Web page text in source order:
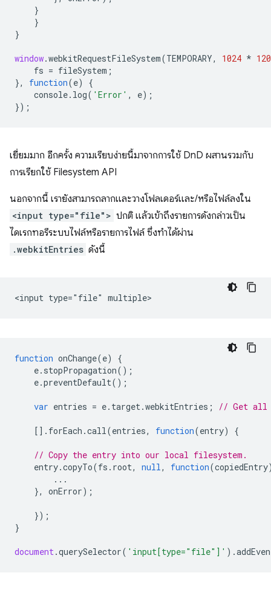
}
}
}
window.webkitRequestFileSystem(TEMPORARY, 1024 *
fs = fileSystem ;
},
function(e)
{
console. log( 'Error' , e);
});
เยี่ยมมาก อีกครั้ง ความเรียบง่ายนี้มาจากการใช้ DnD ผสานรวมกับ
การเรียกใช้ Filesystem API
นอกจากนี้ เรายังสามารถลากและวางโฟลเดอร์และ/หรือไฟล์ลงใน
<input type="file"> ปกติ แล้วเข้าถึงรายการดังกล่าวเป็น
ไดเรกทอรีระบบไฟล์หรือรายการไฟล์ ซึ่งทำได้ผ่าน
.webkitEntries ดังนี้
function onChange(e)
{
e. stopPropagation();
e.preventDefault();
var entries = e. target.webkitEntries ; // Get all
[]. forEach .call(entries, function(entry) {
// Copy the entry into our local filesystem.
entry.copyTo(fs . root, null, function(copiedEntry
...
},
onError);
});
}
document.querySelector( 'input[type="file"]' ).